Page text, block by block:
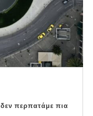
περπατάμε πια